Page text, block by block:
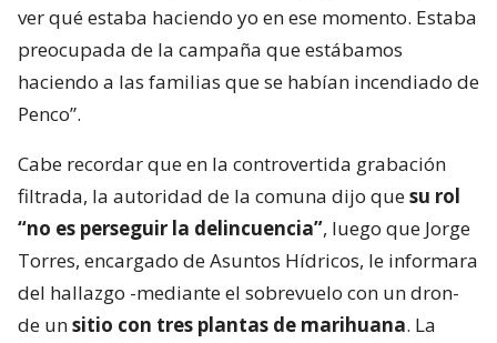
ver qué estaba haciendo yo en ese momento. Estaba
preocupada de la campaña que estábamos
haciendo a las familias que se habían incendiado de
Penco”.
Cabe recordar que en la controvertida grabación
filtrada, la autoridad de la comuna dijo quesu rol
“no es perseguir la delincuencia”, luego que Jorge
Torres, encargado de Asuntos Hídricos, le informara
del hallazgo -mediante el sobrevuelo con un dron-
de unsitio con tres plantas de marihuana. La